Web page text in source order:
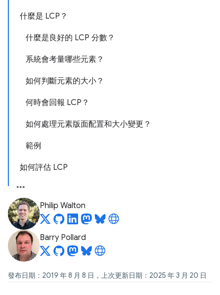
什麼是 LCP？
什麼是良好的 LCP 分數？
系統會考量哪些元素？
如何判斷元素的大小？
何時會回報 LCP？
如何處理元素版面配置和大小變更？
範例
如何評估 LCP
Philip Walton
Barry Pollard
發布日期：2019 年 8 月 8 日，上次更新日期：2025 年 3 月 20 日